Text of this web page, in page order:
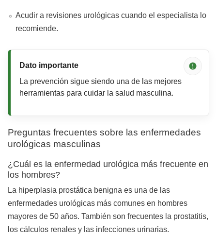
Acudir a revisiones urológicas cuando el especialista lo
recomiende.
La prevención sigue siendo una de las mejores
herramientas para cuidar la salud masculina.
Dato importante
Preguntas frecuentes sobre las enfermedades
urológicas masculinas
¿Cuál es la enfermedad urológica más frecuente en
los hombres?
La hiperplasia prostática benigna es una de las
enfermedades urológicas más comunes en hombres
mayores de 50 años. También son frecuentes la prostatitis,
los cálculos renales y las infecciones urinarias.